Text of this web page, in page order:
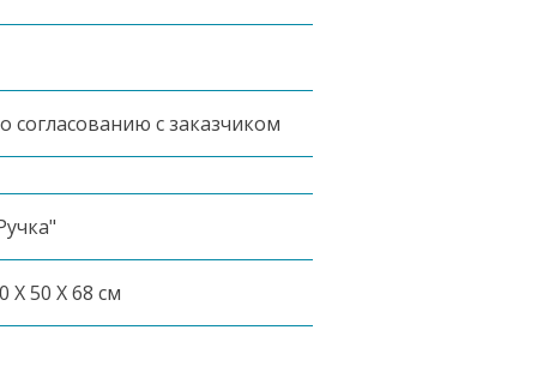
согласованию с заказчиком
X 50 X 68 см